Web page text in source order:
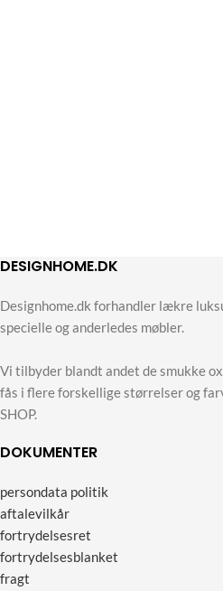
DESIGNHOME.DK
Designhome.dk forhandler lækre
specielle og anderledes møbler.
Vi tilbyder blandt andet de smukke
fås i flere forskellige størrelser og
SHOP.
DOKUMENTER
persondata politik
aftalevilkår
fortrydelsesret
fortrydelsesblanket
fragt